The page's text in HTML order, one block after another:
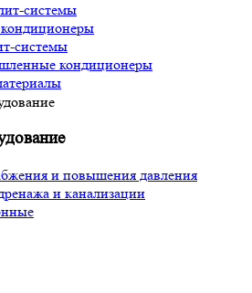
системы
системы
кондиционеры
и повышения давления
и канализации